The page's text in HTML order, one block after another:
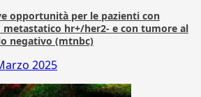
opportunità per le pazienti con
hr+/her2- e con tumore al
negativo (mtnbc)
2025